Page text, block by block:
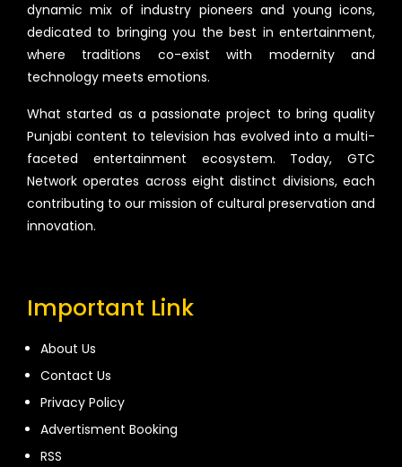
dynamic mix of industry pioneers and young icons,
dedicated to bringing you the best in entertainment,
where traditions co-exist with modernity and
technology meets emotions.
What started as a passionate project to bring quality
Punjabi content to television has evolved into a multi-
faceted entertainment ecosystem. Today, GTC
Network operates across eight distinct divisions, each
contributing to our mission of cultural preservation and
innovation.
Important Link
About Us
Contact Us
Privacy Policy
Advertisment Booking
RSS